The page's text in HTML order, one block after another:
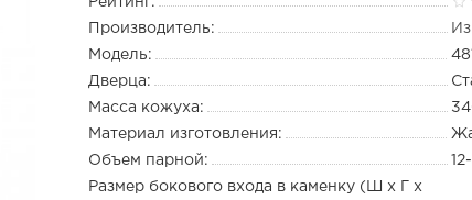
Производитель:
Модель:
Дверца:
Масса кожуха:
Материал изготовления:
Объем парной:
Размер бокового входа в каменку (Ш х Г х